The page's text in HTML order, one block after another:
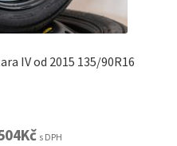
IV od 2015 135/90R16
KčCurrent
s DPH